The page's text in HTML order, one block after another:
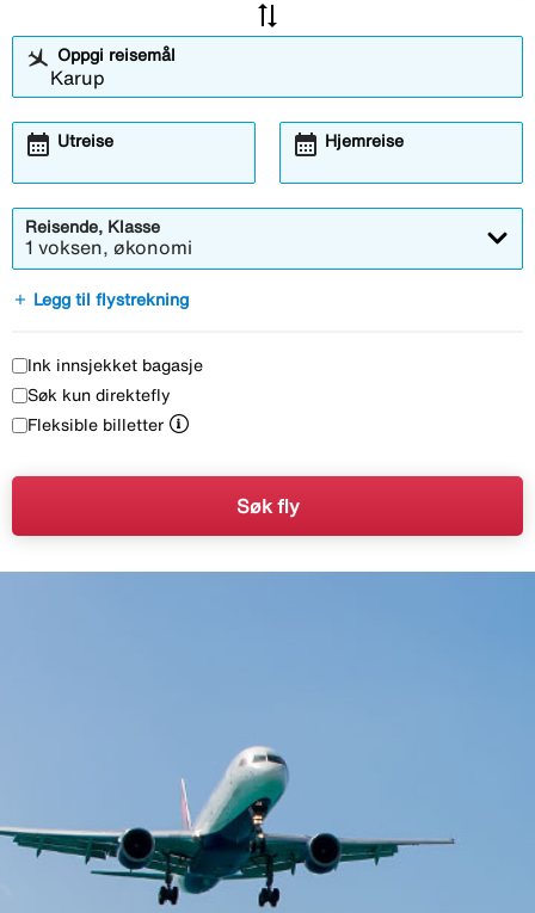
sync_alt
Oppgi reisemål
Utreise
calendar_month Hjemreise
calendar_month
Reisende, Klasse
1 voksen, økonomi
add Legg til flystrekning
Ink innsjekket bagasje
Søk kun direktefly
Fleksible billetter
Søk fly